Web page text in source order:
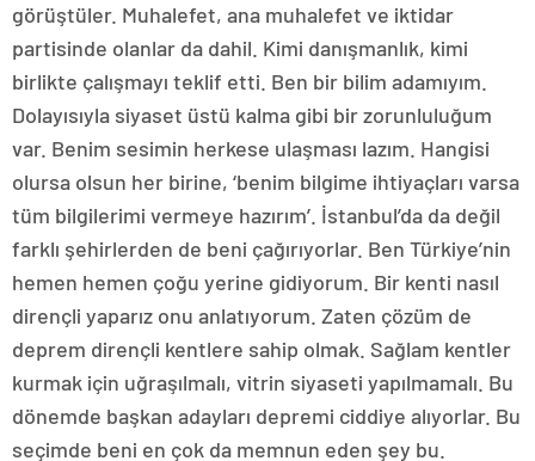
görüştüler. Muhalefet, ana muhalefet ve iktidar
partisinde olanlar da dahil. Kimi danışmanlık, kimi
birlikte çalışmayı teklif etti. Ben bir bilim adamıyım.
Dolayısıyla siyaset üstü kalma gibi bir zorunluluğum
var. Benim sesimin herkese ulaşması lazım. Hangisi
olursa olsun her birine, ‘benim bilgime ihtiyaçları varsa
tüm bilgilerimi vermeye hazırım’. İstanbul’da da değil
farklı şehirlerden de beni çağırıyorlar. Ben Türkiye’nin
hemen hemen çoğu yerine gidiyorum. Bir kenti nasıl
dirençli yaparız onu anlatıyorum. Zaten çözüm de
deprem dirençli kentlere sahip olmak. Sağlam kentler
kurmak için uğraşılmalı, vitrin siyaseti yapılmamalı. Bu
dönemde başkan adayları depremi ciddiye alıyorlar. Bu
seçimde beni en çok da memnun eden şey bu.